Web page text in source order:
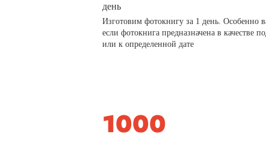
день
Изготовим фотокнигу за 1 день. Особенно
если фотокнига предназначена в качестве
или к определенной дате